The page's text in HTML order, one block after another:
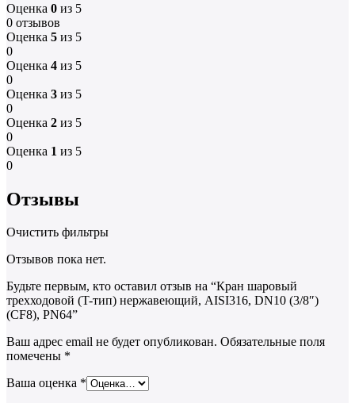
Оценка 0 из 5
0 отзывов
Оценка 5 из 5
0
Оценка 4 из 5
0
Оценка 3 из 5
0
Оценка 2 из 5
0
Оценка 1 из 5
0
Отзывы
Очистить фильтры
Отзывов пока нет.
Будьте первым, кто оставил отзыв на “Кран шаровый
трехходовой (T-тип) нержавеющий, AISI316, DN10 (3/8″)
(CF8), PN64”
Ваш адрес email не будет опубликован. Обязательные поля
помечены *
Ваша оценка *